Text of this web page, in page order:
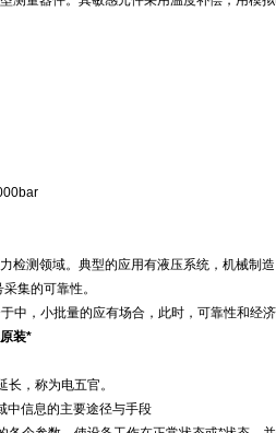
检测领域。典型的应用有液压系统，机械制
集的可靠性。
中，小批量的应有场合，此时，可靠性和经
装*
，称为电五官。
中信息的主要途径与手段